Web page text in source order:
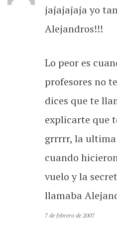
jajajajaja yo
Alejandros!!!
Lo peor es
profesores no
dices que te
explicarte que
grrrrr, la
cuando
vuelo y la
llamaba
7 de febrero de 2007